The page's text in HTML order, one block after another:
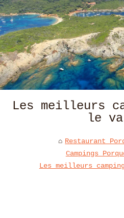
Les meilleurs
le
Restaurant
Campings
Les meilleurs